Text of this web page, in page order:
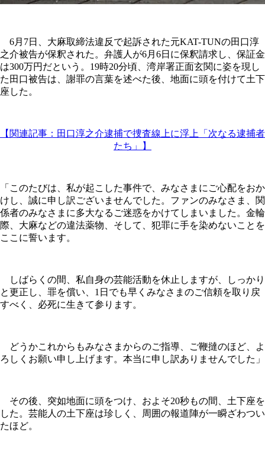
6月7日、大麻取締法違反で起訴された元KAT-TUNの田口淳
之介被告が保釈された。弁護人が6月6日に保釈請求し、保証金
は300万円だという。19時20分頃、湾岸署正面玄関に姿を現し
た田口被告は、謝罪の言葉を述べた後、地面に頭を付けて土下
座した。
【関連記事：田口淳之介逮捕で捜査線上に浮上「次なる逮捕者
たち」】
「このたびは、私が起こした事件で、みなさまにご心配をおか
けし、誠に申し訳ございませんでした。ファンのみなさま、関
係者のみなさまに多大なるご迷惑をかけてしまいました。金輪
際、大麻などの違法薬物、そして、犯罪に手を染めないことを
ここに誓います。
しばらくの間、私自身の芸能活動を休止しますが、しっかり
と更正し、罪を償い、1日でも早くみなさまのご信頼を取り戻
すべく、必死に生きて参ります。
どうかこれからもみなさまからのご指導、ご鞭撻のほど、よ
ろしくお願い申し上げます。本当に申し訳ありませんでした」
その後、突如地面に頭をつけ、およそ20秒もの間、土下座を
した。芸能人の土下座は珍しく、周囲の報道陣が一瞬ざわつい
たほど。